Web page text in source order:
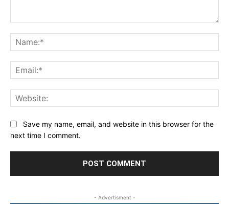
Save my name, email, and website in this browser for the
next time I comment.
- Advertisment -